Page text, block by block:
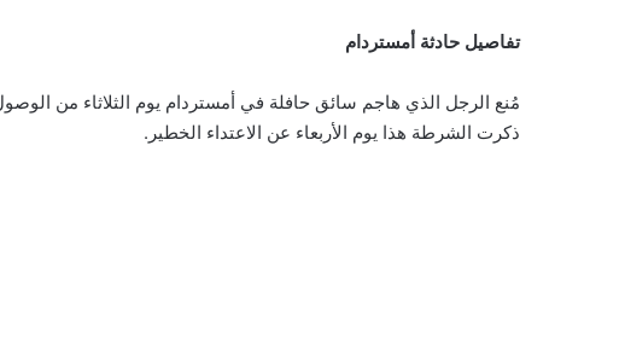
تفاصيل حادثة أمستردام
مُنع الرجل الذي هاجم سائق حافلة في أمستردام يوم الثلاثاء من
ذكرت الشرطة هذا يوم الأربعاء عن الاعتداء الخطير.